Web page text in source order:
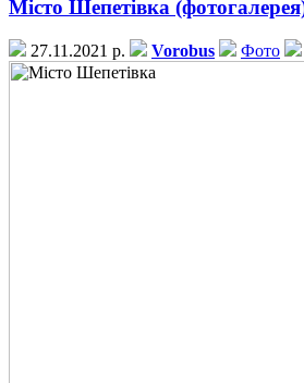
Місто Шепетівка
27.11.2021 р. Vorobus Фото